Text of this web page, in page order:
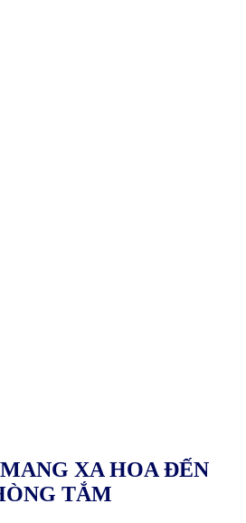
MANG XA HOA ĐẾN
TẮM